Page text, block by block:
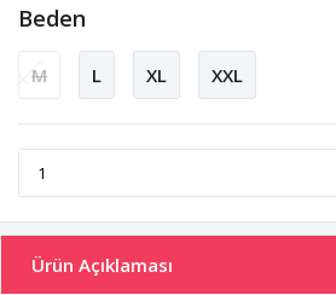
Beden
M L XL XXL
Ürün Açıklaması